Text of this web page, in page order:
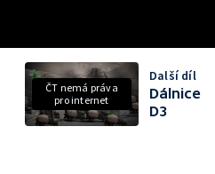
ČT nemá práva
pro internet
Další díl
Dálnice
D3